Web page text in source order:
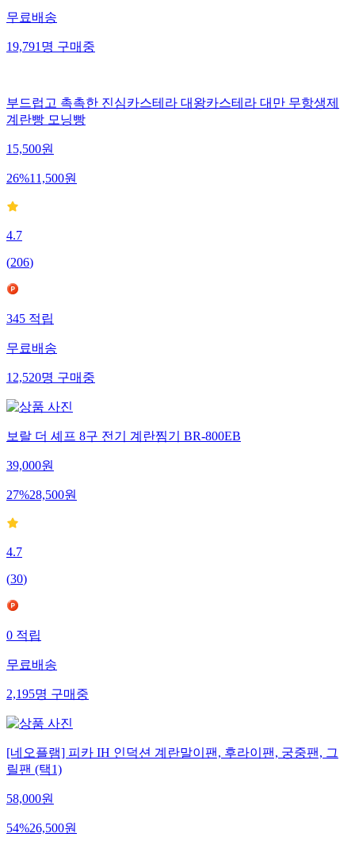
무료배송
19,791명구매중
부드럽고 촉촉한 진심카스테라 대왕카스테라 대만 무항생제
계란빵 모닝빵
15,500원
26%11,500원
4.7
(206)
345적립
무료배송
12,520명구매중
보랄 더 셰프 8구 전기 계란찜기 BR-800EB
39,000원
27%28,500원
4.7
(30)
0적립
무료배송
2,195명구매중
[네오플램] 피카 IH 인덕션 계란말이팬, 후라이팬, 궁중팬, 그
릴팬 (택1)
58,000원
54%26,500원